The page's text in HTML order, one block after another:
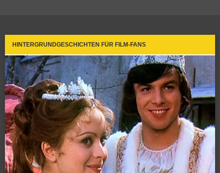
HINTERGRUNDGESCHICHTEN FÜR FILM-FANS